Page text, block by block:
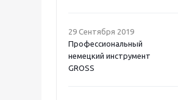
29 Сентября 2019
Профессиональный
немецкий инструмент
GROSS